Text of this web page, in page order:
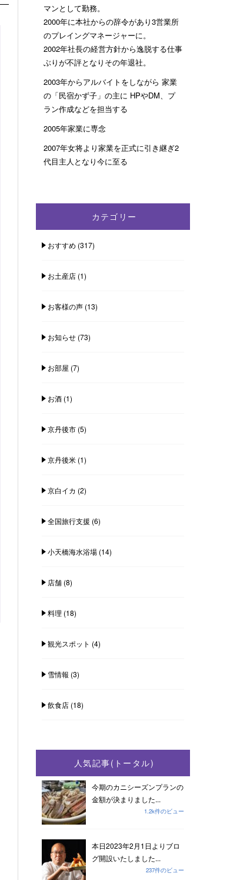
マンとして勤務。
2000年に本社からの辞令があり3営業所
のプレイングマネージャーに。
2002年社長の経営方針から逸脱する仕事
ぶりが不評となりその年退社。
2003年からアルバイトをしながら 家業
の「民宿かず子」の主に HPやDM、プ
ラン作成などを担当する
2005年家業に専念
2007年女将より家業を正式に引き継ぎ2
代目主人となり今に至る
カテゴリー
おすすめ (317)
お土産店(1)
お客様の声(13)
お知らせ(73)
お部屋 (7)
お酒(1)
京丹後市(5)
京丹後米(1)
京白イカ (2)
全国旅行支援 (6)
小天橋海水浴場(14)
店舗(8)
料理 (18)
観光スポット (4)
雪情報 (3)
飲食店(18)
人気記事(トータル)
今期のカニシーズンプランの
金額が決まりました...
1.2k件のビュー
本日2023年2月1日よりブロ
グ開設いたしました...
237件のビュー